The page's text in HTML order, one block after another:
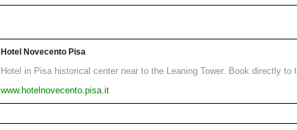
Hotel Novecento Pisa
Hotel in Pisa historical center near to the Leaning Tower. Book directly to
www.hotelnovecento.pisa.it